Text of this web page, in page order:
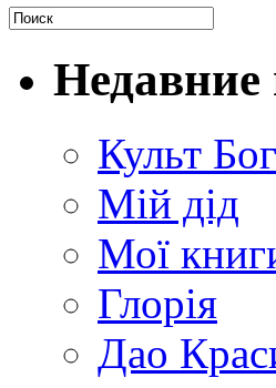
Культ
Мій дід
Мої
Глорія
Дао